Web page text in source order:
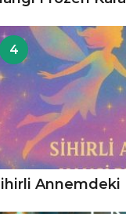
4
Annemdeki